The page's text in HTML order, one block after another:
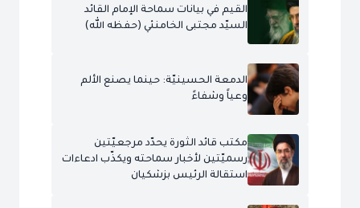
القيم في بيانات سماحة الإمام القائد
السيّد مجتبى الخامنئي (حفظه الله)
الدمعة الحسينيّة: حينما يصنع الألم
وعياً وشفاءً
مكتب قائد الثورة يحدّد مرجعيّتين
رسميّتين لأخبار سماحته ويكذّب ادعاءات
استقالة الرئيس بزشكيان